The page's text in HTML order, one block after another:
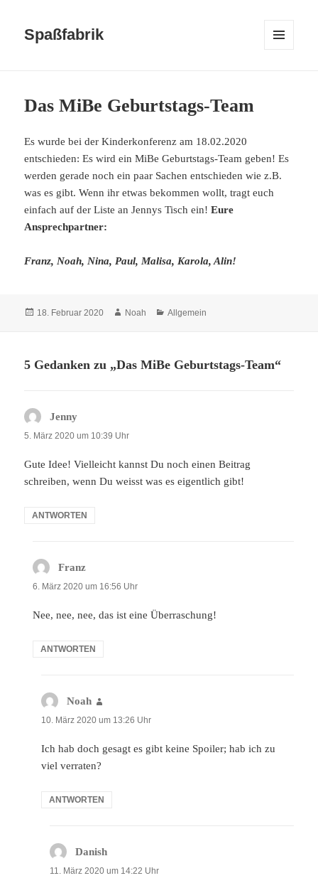
Spaßfabrik
Das MiBe Geburtstags-Team
Es wurde bei der Kinderkonferenz am 18.02.2020
entschieden: Es wird ein MiBe Geburtstags-Team geben! Es
werden gerade noch ein paar Sachen entschieden wie z.B.
was es gibt. Wenn ihr etwas bekommen wollt, tragt euch
einfach auf der Liste an Jennys Tisch ein!Eure
Ansprechpartner:
Franz, Noah, Nina, Paul, Malisa, Karola, Alin!
Veröffentlicht
18. Februar 2020 Autor
Noah Kategorien
Allgemein
5 Gedanken zu „Das MiBe Geburtstags-Team“
Jenny
5. März 2020 um 10:39 Uhr
Gute Idee! Vielleicht kannst Du noch einen Beitrag
schreiben, wenn Du weisst was es eigentlich gibt!
ANTWORTEN
Franz
6. März 2020 um 16:56 Uhr
Nee, nee, nee, das ist eine Überraschung!
ANTWORTEN
Noah
10. März 2020 um 13:26 Uhr
Ich hab doch gesagt es gibt keine Spoiler; hab ich zu
viel verraten?
ANTWORTEN
Danish
11. März 2020 um 14:22 Uhr